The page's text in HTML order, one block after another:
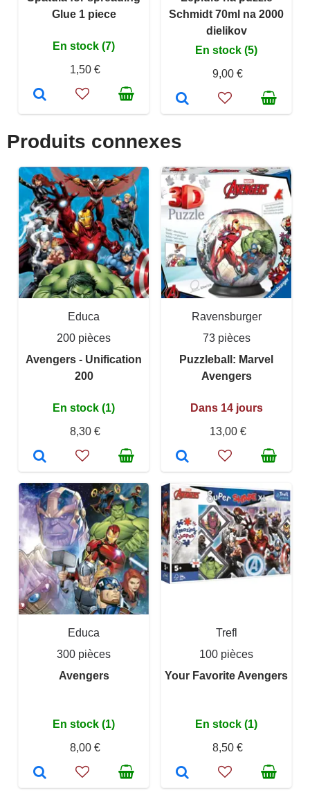
Glue 1 piece
En stock (7)
1,50 €
Schmidt 70ml na 2000
dielikov
En stock (5)
9,00 €
Produits connexes
Educa
200 pièces
Avengers - Unification
200
En stock (1)
8,30 €
Ravensburger
73 pièces
Puzzleball: Marvel
Avengers
Dans 14 jours
13,00 €
Educa
300 pièces
Avengers
En stock (1)
8,00 €
Trefl
100 pièces
Your Favorite Avengers
En stock (1)
8,50 €